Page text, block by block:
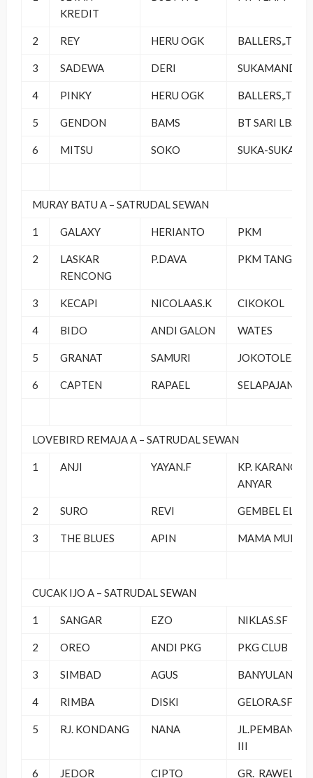
KREDIT
2 REY HERU OGK
3 SADEWA DERI SUKAMANDI
4 PINKY HERU OGK
5 GENDON BAMS BT SARI LBS
6 MITSU SOKO SUKA-SUKA.SF
MURAY BATU A – SATRUDAL SEWAN
1 GALAXY HERIANTO PKM
2
LASKAR
RENCONG
P.DAVA PKM
3 KECAPI NICOLAAS.K CIKOKOL
4 BIDO ANDI GALON WATES
5 GRANAT SAMURI JOKOTOLE.BC
6 CAPTEN RAPAEL SELAPAJANG
LOVEBIRD REMAJA A – SATRUDAL SEWAN
1 ANJI YAYAN.F
KP. KARANG
ANYAR
2 SURO REVI GEMBEL ELITE
3 THE BLUES APIN MAMA MUDA
CUCAK IJO A – SATRUDAL SEWAN
1 SANGAR EZO NIKLAS.SF
2 OREO ANDI PKG PKG CLUB
3 SIMBAD AGUS
4 RIMBA DISKI GELORA.SF
5 RJ. KONDANG NANA
III
6 JEDOR CIPTO GR. RAWEL